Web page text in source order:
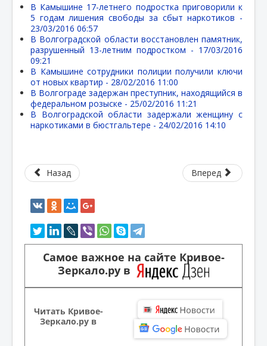
В Камышине 17-летнего подростка приговорили к
5 годам лишения свободы за сбыт наркотиков -
23/03/2016 06:57
В Волгоградской области восстановлен памятник,
разрушенный 13-летним подростком - 17/03/2016
09:21
В Камышине сотрудники полиции получили ключи
от новых квартир - 28/02/2016 11:00
В Волгограде задержан преступник, находящийся в
федеральном розыске - 25/02/2016 11:21
В Волгоградской области задержали женщину с
наркотиками в бюстгальтере - 24/02/2016 14:10
Назад Вперед
Самое важное на сайте Кривое-
Зеркало.ру в
Читать Кривое-
Зеркало.ру в